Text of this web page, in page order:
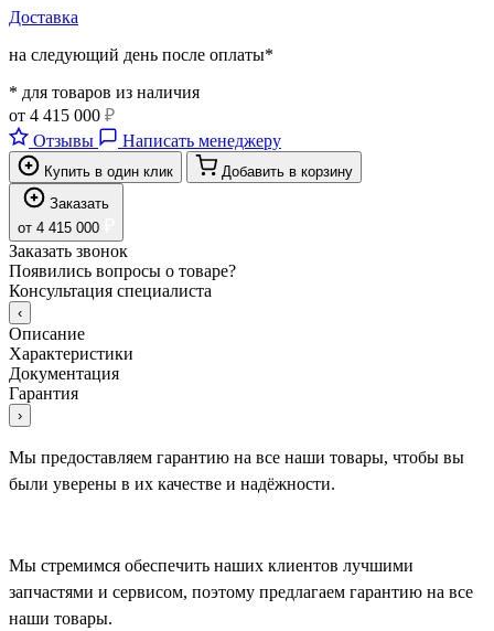
Доставка
на следующий день после оплаты*
* для товаров из наличия
от 4 415 000 ₽
Отзывы
Написать менеджеру
Купить в один клик
Добавить в корзину
Заказать
от 4 415 000
Заказать звонок
Появились вопросы о товаре?
Консультация специалиста
‹
Описание
Характеристики
Документация
Гарантия
›
Мы предоставляем гарантию на все наши товары, чтобы вы
были уверены в их качестве и надёжности.
Мы стремимся обеспечить наших клиентов лучшими
запчастями и сервисом, поэтому предлагаем гарантию на все
наши товары.